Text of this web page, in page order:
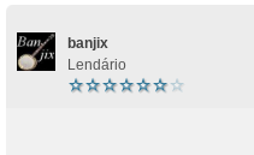
banjix
Lendário